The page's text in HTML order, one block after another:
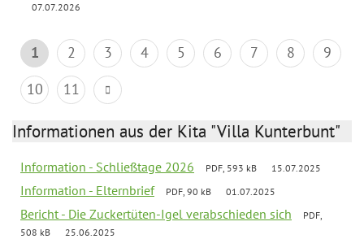
07.07.2026
1 2 3 4 5 6 7 8
9
10
11
Informationen aus der Kita "Villa Kunterbunt"
Information - Schließtage 2026 PDF, 593 kB 15.07.2025
Information - Elternbrief PDF, 90 kB 01.07.2025
Bericht - Die Zuckertüten-Igel verabschieden sich
PDF,
508 kB
25.06.2025